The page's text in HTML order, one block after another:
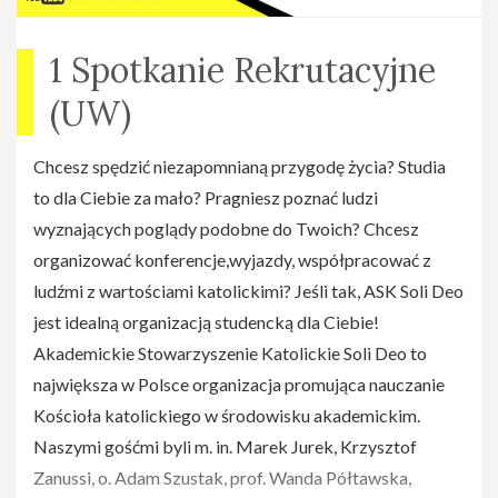
można złożyć dobrowolną ofiarę na cele rozwoju nowych
kanałów Ojca na YouTube. Zachęcamy do wsparcia tej
akcji ;)
Zwiastun
Cykl "Plony Życia"
Strona na facebooku:facebook.com/Plony-
%C5%BBycia-129646214343871/
Konferencje w cyklu:
12 października, czwartek:O. Adam Szustak — 6
sposobów na udany ślub
1 Spotkanie Rekrutacyjne
(UW)
Chcesz spędzić niezapomnianą przygodę życia? Studia
to dla Ciebie za mało? Pragniesz poznać ludzi
wyznających poglądy podobne do Twoich? Chcesz
organizować konferencje,wyjazdy, współpracować z
ludźmi z wartościami katolickimi? Jeśli tak, ASK Soli Deo
jest idealną organizacją studencką dla Ciebie!
Akademickie Stowarzyszenie Katolickie Soli Deo to
największa w Polsce organizacja promująca nauczanie
Kościoła katolickiego w środowisku akademickim.
Naszymi gośćmi byli m. in. Marek Jurek, Krzysztof
Zanussi, o. Adam Szustak, prof. Wanda Półtawska,